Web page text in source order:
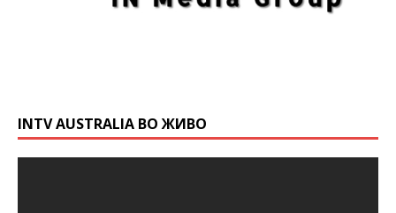
INTV AUSTRALIA ВО ЖИВО